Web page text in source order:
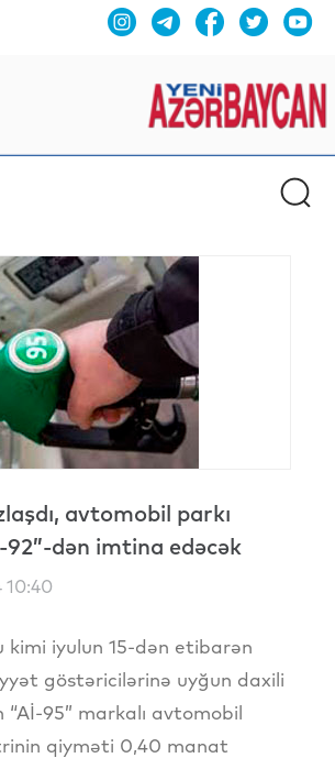
avtomobil parkı
dən imtina edəcək
10:40
kimi iyulun 15-dən etibarən
göstəricilərinə uyğun daxili
“Aİ-95” markalı avtomobil
qiyməti 0,40 manat